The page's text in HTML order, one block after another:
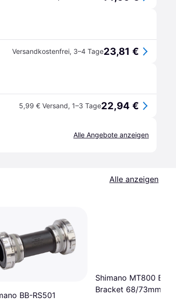
Versandkostenfrei, 3–4 Tage23,81 €
5,99 € Versand, 1–3 Tage22,94 €
Alle Angebote anzeigen
Alle anzeigen
BB-RS501
Shimano MT800
Bracket 68/73mm